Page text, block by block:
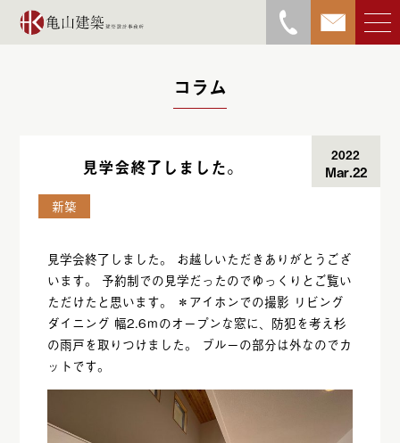
亀山勝物語
コラム
見学会終了しました。
新築
2022
Mar.22
見学会終了しました。 お越しいただきありがとうござ
います。 予約制での見学だったのでゆっくりとご覧い
ただけたと思います。 ＊アイホンでの撮影 リビング
ダイニング 幅2.6ｍのオープンな窓に、防犯を考え杉
の雨戸を取りつけました。 ブルーの部分は外なのでカ
ットです。